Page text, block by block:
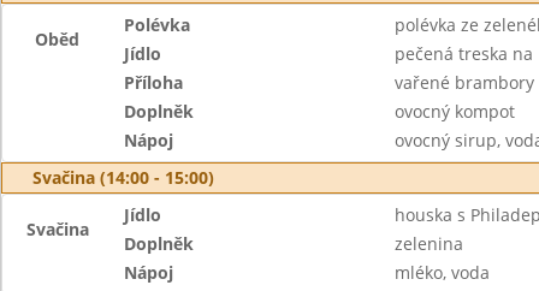
Oběd
Polévka
polévka ze
Jídlo
pečená treska na
Příloha
vařené brambory
Doplněk
ovocný kompot
Nápoj
ovocný sirup,
Svačina (14:00 - 15:00)
Svačina
Jídlo
houska s
Doplněk
zelenina
Nápoj
mléko, voda